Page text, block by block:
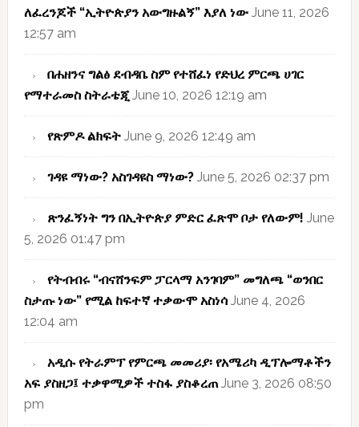
ለፈረንጆች “ኢትዮጵያን አውግዙልኝ” እያለ ነው June 11, 2026
12:57 am
በሐዘንና ግልፅ ደብዳቤ ስም የተሸፈነ የድህረ ምርጫ ሀገር
የማተራመስ ስትራቴጂ June 10, 2026 12:19 am
የጽምዶ ልክፍት June 9, 2026 12:49 am
ገዳዩ ማነው? አስገዳዩስ ማነው? June 5, 2026 02:37 pm
ጽንፈኝነት ግን በኢትዮጵያ ምድር ፈጽሞ ቦታ የለውም! June
5, 2026 01:47 pm
የትብብሩ “ብናሸንፍም ፓርላማ አንገባም” መግለጫ “ወንበር
ስታጡ ነው” የሚል ከፍተኛ ተቃውሞ አስነሳ June 4, 2026
12:04 am
አዲሱ የትራምፕ የምርጫ መመሪያ፡ የአሜሪካ ዲፕሎማቶችን
አፍ ያስዘጋ፤ ተቃዋሚዎች ተስፋ ያስቆረጠ June 3, 2026 08:50
pm